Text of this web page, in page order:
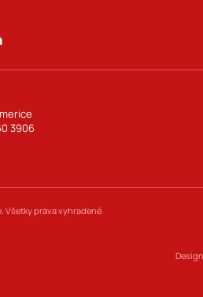
3906
Všetky práva vyhradené.